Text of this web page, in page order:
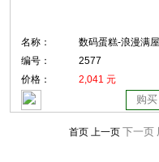
名称：
数码蛋糕-浪漫满屋
编号：
2577
价格：
2,041 元
购买
首页 上一页 下一页